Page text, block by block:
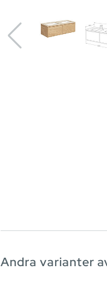
Andra varianter